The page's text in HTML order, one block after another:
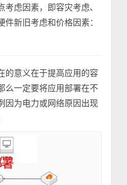
虑因素，即容灾考虑、
新旧考虑和价格因素：
的意义在于提高应用的容
么一定要将应用部署在不
因为电力或网络原因出现